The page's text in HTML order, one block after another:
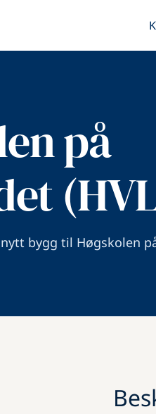
på
bygg til Høgskolen